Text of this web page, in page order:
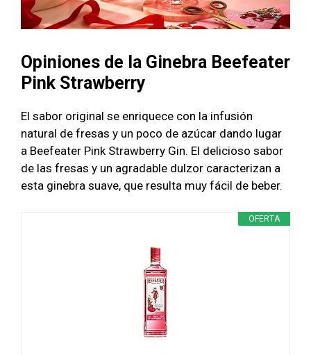
Opiniones de la Ginebra Beefeater
Pink Strawberry
El sabor original se enriquece con la infusión
natural de fresas y un poco de azúcar dando lugar
a Beefeater Pink Strawberry Gin. El delicioso sabor
de las fresas y un agradable dulzor caracterizan a
esta ginebra suave, que resulta muy fácil de beber.
OFERTA